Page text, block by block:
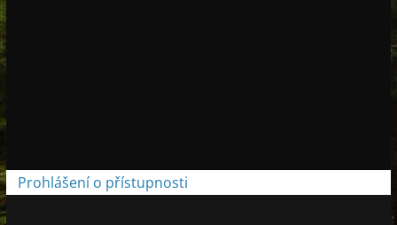
Prohlášení o přístupnosti